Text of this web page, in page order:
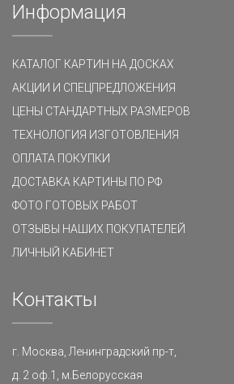
Информация
КАТАЛОГ КАРТИН НА ДОСКАХ
АКЦИИ И СПЕЦПРЕДЛОЖЕНИЯ
ЦЕНЫ СТАНДАРТНЫХ РАЗМЕРОВ
ТЕХНОЛОГИЯ ИЗГОТОВЛЕНИЯ
ОПЛАТА ПОКУПКИ
ДОСТАВКА КАРТИНЫ ПО РФ
ФОТО ГОТОВЫХ РАБОТ
ОТЗЫВЫ НАШИХ ПОКУПАТЕЛЕЙ
ЛИЧНЫЙ КАБИНЕТ
Контакты
г. Москва, Ленинградский пр-т,
д. 2 оф.1, м.Белорусская